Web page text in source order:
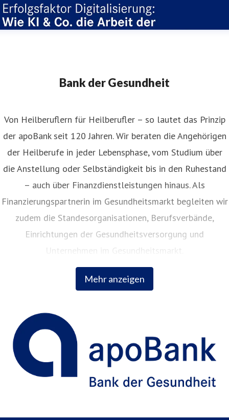
Bank der Gesundheit
Mehr anzeigen
Von Heilberuflern für Heilberufler – so lautet das Prinzip
der apoBank seit 120 Jahren. Wir beraten die Angehörigen
der Heilberufe in jeder Lebensphase, vom Studium über
die Anstellung oder Selbständigkeit bis in den Ruhestand
– auch über Finanzdienstleistungen hinaus. Als
Finanzierungspartnerin im Gesundheitsmarkt begleiten wir
zudem die Standesorganisationen, Berufsverbände,
Einrichtungen der Gesundheitsversorgung und
Unternehmen im Gesundheitsmarkt.